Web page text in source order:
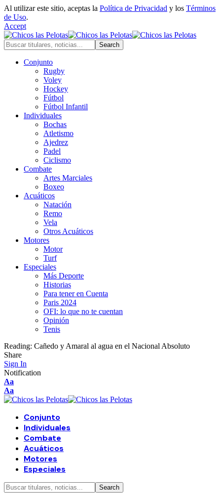
Al utilizar este sitio, aceptas la Política de Privacidad y los Términos
de Uso.
Accept
Conjunto
Rugby
Voley
Hockey
Fútbol
Fútbol Infantil
Individuales
Bochas
Atletismo
Ajedrez
Padel
Ciclismo
Combate
Artes Marciales
Boxeo
Acuáticos
Natación
Remo
Vela
Otros Acuáticos
Motores
Motor
Turf
Especiales
Más Deporte
Historias
Para tener en Cuenta
Paris 2024
OFI: lo que no te cuentan
Opinión
Tenis
Reading: Cañedo y Amaral al agua en el Nacional Absoluto
Share
Sign In
Notification
Aa
Aa
Conjunto
Individuales
Combate
Acuáticos
Motores
Especiales